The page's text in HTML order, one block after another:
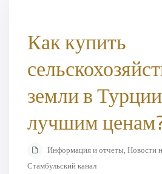
Как купить
земли в
лучшим
Информация и отчеты,Новости
Стамбульский канал